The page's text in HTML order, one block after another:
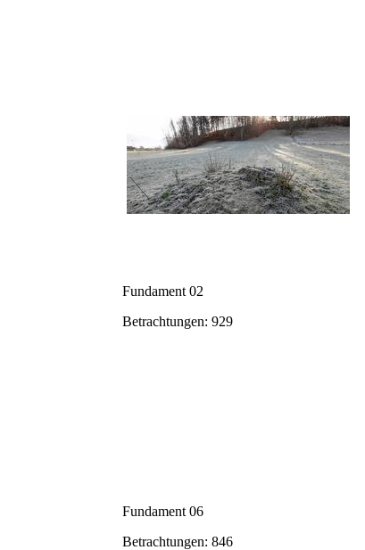
Fundament 02
Betrachtungen: 929
Fundament 06
Betrachtungen: 846